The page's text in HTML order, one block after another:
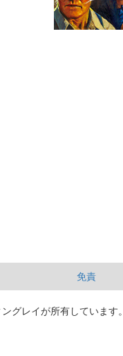
免責
グレイが所有しています。